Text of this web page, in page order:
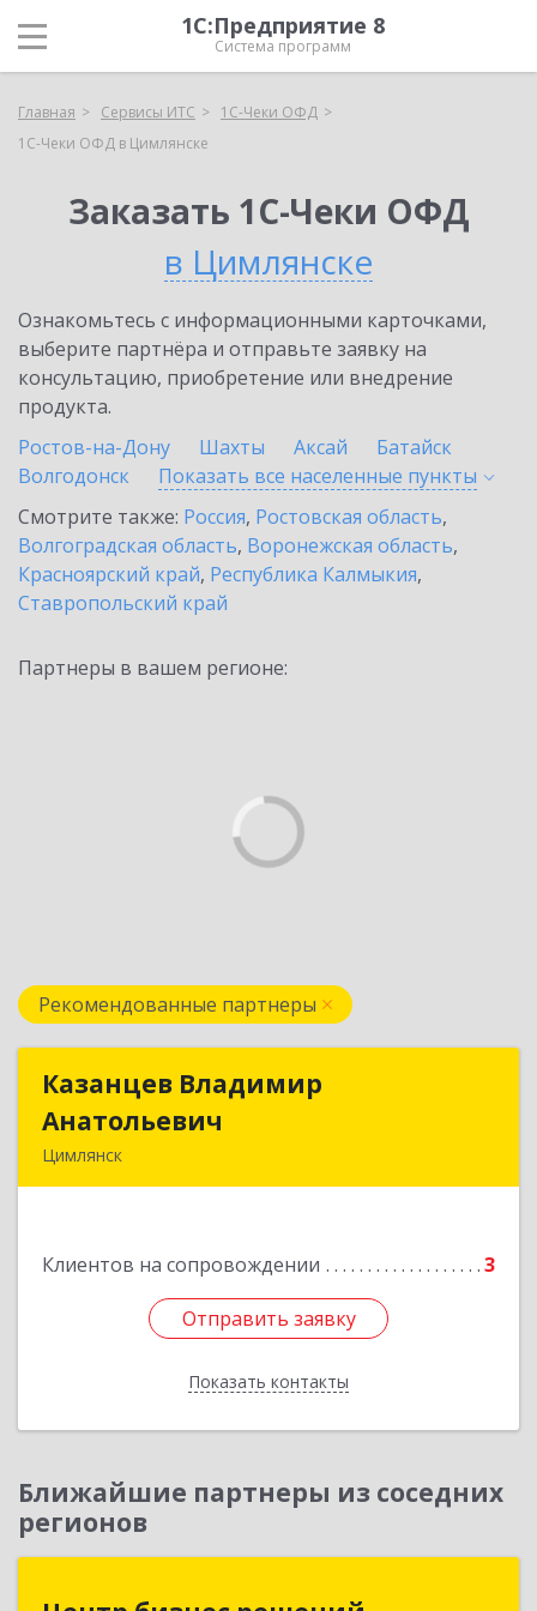
1С:Предприятие 8
Система программ
Главная Сервисы ИТС
1С-Чеки ОФД
1С-Чеки ОФД в Цимлянске
Заказать 1С-Чеки ОФД
в Цимлянске
Ознакомьтесь с информационными карточками,
выберите партнёра и отправьте заявку на
консультацию, приобретение или внедрение
продукта.
Ростов-на-Дону
Шахты Аксай
Батайск
Волгодонск
Показать все населенные пункты
Смотрите также: Россия, Ростовская область,
Волгоградская область, Воронежская область,
Красноярский край, Республика Калмыкия,
Ставропольский край
Партнеры в вашем регионе:
Рекомендованные партнеры
Казанцев Владимир
Анатольевич
Цимлянск
Клиентов на сопровождении 3
Отправить заявку
Показать контакты
Казанцев Владимир
Подробнее
Отправить заявку
Назад
Ближайшие партнеры из соседних
регионов
Центр бизнес решений